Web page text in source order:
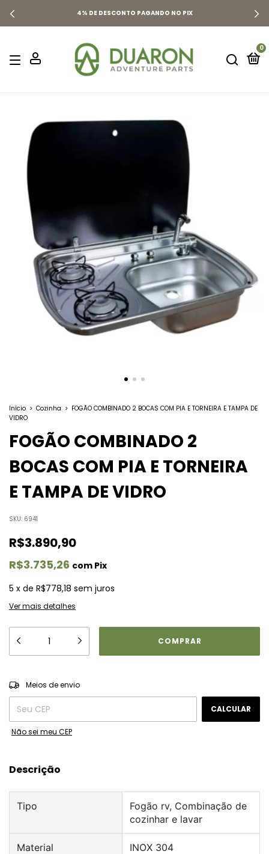
4% DE DESCONTO PAGANDO NO PIX
0
Início > Cozinha > FOGÃO COMBINADO 2 BOCAS COM PIA E TORNEIRA E TAMPA DE
VIDRO
FOGÃO COMBINADO 2
BOCAS COM PIA E TORNEIRA
E TAMPA DE VIDRO
SKU: 6941
R$3.890,90
R$3.735,26 com Pix
5 x de R$778,18 sem juros
Ver mais detalhes
Entregas para o CEP:
Meios de envio
CALCULAR
Não sei meu CEP
Descrição
Tipo
Fogão rv, Combinação de
cozinhar e lavar
Material INOX 304